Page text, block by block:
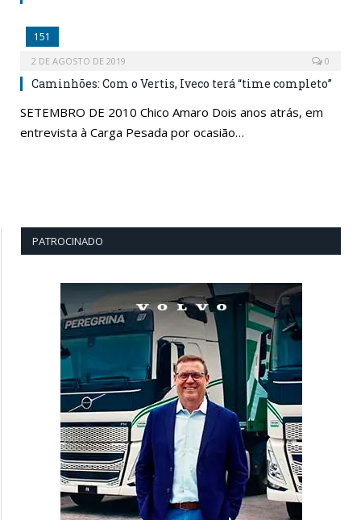
151
2 DE AGOSTO DE 2019 0
Caminhões: Com o Vertis, Iveco terá “time completo”
SETEMBRO DE 2010 Chico Amaro Dois anos atrás, em
entrevista à Carga Pesada por ocasião…
PATROCINADO